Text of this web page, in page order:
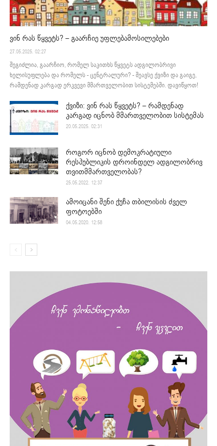
ვინ რას წყვეტს? – გაარჩიე უფლებამოსილებები
27.05.2025. 02:27
შეგიძლია, გაარჩიო, რომელ საკითხს წყვეტს ადგილობრივი
ხელისუფლება და რომელს - ცენტრალური? - შეავსე ქვიზი და გაიგე,
რამდენად კარგად ერკვევი მმართველობით სისტემებში. დავიწყოთ!
ქვიზი: ვინ რას წყვეტს? – რამდენად
კარგად იცნობ მმართველობით სისტემას
20.05.2025. 02:31
როგორ იცნობ დემოკრატიული
რესპუბლიკის დროინდელ ადგილობრივ
თვითმმართველობას?
25.05.2022. 12:37
ამოიცანი შენი ქუჩა თბილისის ძველ
ფოტოებში
04.05.2020. 12:58